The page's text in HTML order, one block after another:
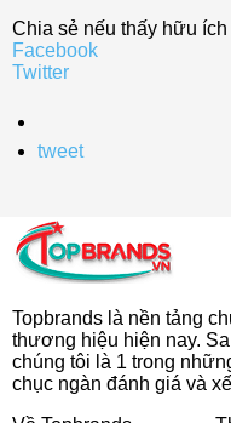
Chia sẻ nếu thấy hữu ích
Facebook
Twitter
tweet
Topbrands là nền tảng
thương hiệu hiện nay.
chúng tôi là 1 trong
chục ngàn đánh giá và